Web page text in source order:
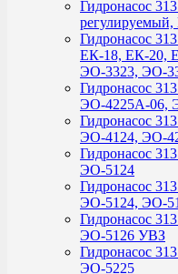
Гидронасос
Гидронасос
ЕК-18, ЕК-20,
ЭО-3323, ЭО-
Гидронасос
ЭО-4225А-06,
Гидронасос
ЭО-4124, ЭО-
Гидронасос
ЭО-5124
Гидронасос
ЭО-5124, ЭО-
Гидронасос
ЭО-5126 УВЗ
Гидронасос
ЭО-5225